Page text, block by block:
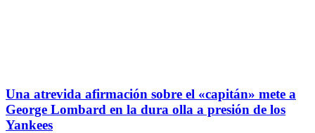
Una atrevida afirmación sobre el «capitán» mete a
George Lombard en la dura olla a presión de los
Yankees